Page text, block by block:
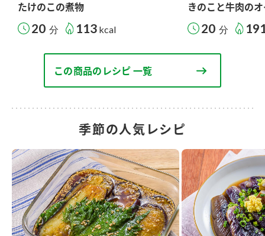
たけのこの煮物
20 分 113 kcal
きのこと牛肉の
20 分
この商品のレシピ 一覧
季節の人気レシピ